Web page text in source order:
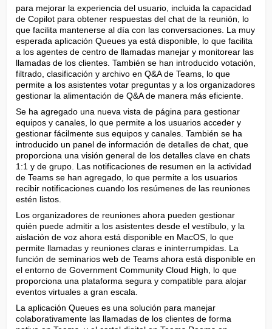
para mejorar la experiencia del usuario, incluida la capacidad
de Copilot para obtener respuestas del chat de la reunión, lo
que facilita mantenerse al día con las conversaciones. La muy
esperada aplicación Queues ya está disponible, lo que facilita
a los agentes de centro de llamadas manejar y monitorear las
llamadas de los clientes. También se han introducido votación,
filtrado, clasificación y archivo en Q&A de Teams, lo que
permite a los asistentes votar preguntas y a los organizadores
gestionar la alimentación de Q&A de manera más eficiente.
Se ha agregado una nueva vista de página para gestionar
equipos y canales, lo que permite a los usuarios acceder y
gestionar fácilmente sus equipos y canales. También se ha
introducido un panel de información de detalles de chat, que
proporciona una visión general de los detalles clave en chats
1:1 y de grupo. Las notificaciones de resumen en la actividad
de Teams se han agregado, lo que permite a los usuarios
recibir notificaciones cuando los resúmenes de las reuniones
estén listos.
Los organizadores de reuniones ahora pueden gestionar
quién puede admitir a los asistentes desde el vestíbulo, y la
aislación de voz ahora está disponible en MacOS, lo que
permite llamadas y reuniones claras e ininterrumpidas. La
función de seminarios web de Teams ahora está disponible en
el entorno de Government Community Cloud High, lo que
proporciona una plataforma segura y compatible para alojar
eventos virtuales a gran escala.
La aplicación Queues es una solución para manejar
colaborativamente las llamadas de los clientes de forma